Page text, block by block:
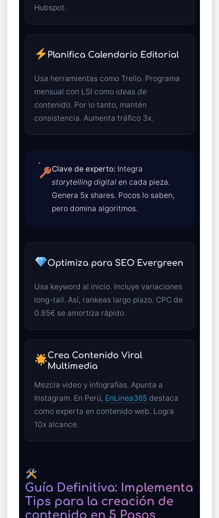
Hubspot.
Planifica Calendario Editorial
Usa herramientas como Trello. Programa
mensual con LSI como ideas de
contenido. Por lo tanto, mantén
consistencia. Aumenta tráfico 3x.
Clave de experto: Integra
storytelling digital en cada pieza.
Genera 5x shares. Pocos lo saben,
pero domina algoritmos.
Optimiza para SEO Evergreen
Usa keyword al inicio. Incluye variaciones
long-tail. Así, rankeas largo plazo. CPC de
0.85€ se amortiza rápido.
Crea Contenido Viral
Multimedia
Mezcla video y infografías. Apunta a
Instagram. En Perú, EnLinea365 destaca
como experta en contenido web. Logra
10x alcance.
Guía Definitiva: Implementa
Tips para la creación de